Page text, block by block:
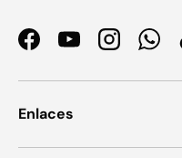
FacebookYouTubeInstagram
Enlaces